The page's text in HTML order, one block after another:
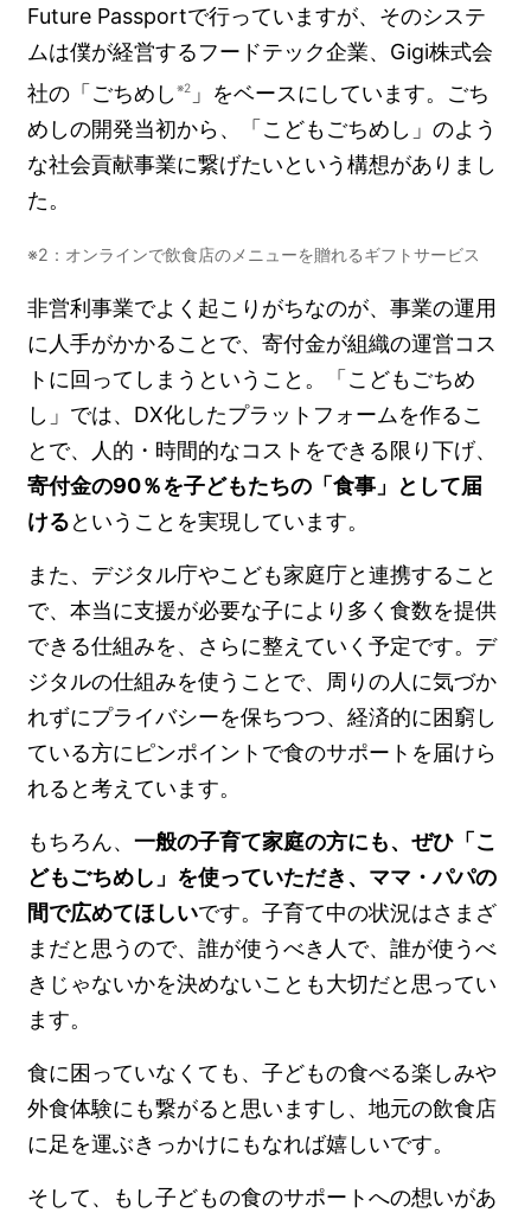
Future Passportで行っていますが、そのシステ
ムは僕が経営するフードテック企業、Gigi株式会
社の「ごちめし※2 」をベースにしています。ごち
めしの開発当初から、「こどもごちめし」のよう
な社会貢献事業に繋げたいという構想がありまし
た。
※2：オンラインで飲食店のメニューを贈れるギフトサービス
非営利事業でよく起こりがちなのが、事業の運用
に人手がかかることで、寄付金が組織の運営コス
トに回ってしまうということ。「こどもごちめ
し」では、DX化したプラットフォームを作るこ
とで、人的・時間的なコストをできる限り下げ、
寄付金の90％を子どもたちの「食事」として届
けるということを実現しています。
また、デジタル庁やこども家庭庁と連携すること
で、本当に支援が必要な子により多く食数を提供
できる仕組みを、さらに整えていく予定です。デ
ジタルの仕組みを使うことで、周りの人に気づか
れずにプライバシーを保ちつつ、経済的に困窮し
ている方にピンポイントで食のサポートを届けら
れると考えています。
もちろん、一般の子育て家庭の方にも、ぜひ「こ
どもごちめし」を使っていただき、ママ・パパの
間で広めてほしいです。子育て中の状況はさまざ
まだと思うので、誰が使うべき人で、誰が使うべ
きじゃないかを決めないことも大切だと思ってい
ます。
食に困っていなくても、子どもの食べる楽しみや
外食体験にも繋がると思いますし、地元の飲食店
に足を運ぶきっかけにもなれば嬉しいです。
そして、もし子どもの食のサポートへの想いがあ